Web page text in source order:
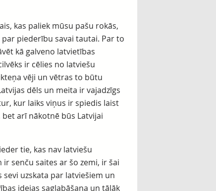
kas paliek mūsu pašu rokās,
piederību savai tautai. Par to
kā galveno latvietības
ir cēlies no latviešu
vēji un vētras to būtu
dēls un meita ir vajadzīgs
kur laiks viņus ir spiedis laist
bet arī nākotnē būs Latvijai
tie, kas nav latviešu
senču saites ar šo zemi, ir šai
uzskata par latviešiem un
idejas saglabāšana un tālāk